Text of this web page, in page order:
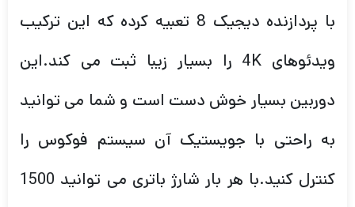
با پردازنده دیجیک 8 تعبیه کرده که این ترکیب
ویدئوهای 4K را بسیار زیبا ثبت می کند.این
دوربین بسیار خوش دست است و شما می توانید
به راحتی با جویستیک آن سیستم فوکوس را
کنترل کنید.با هر بار شارژ باتری می توانید 1500